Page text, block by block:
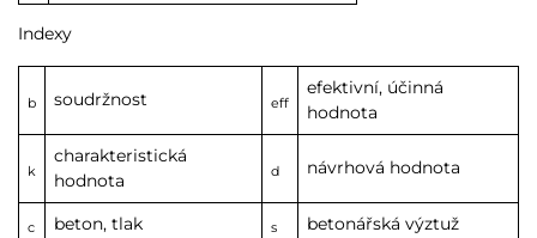
Indexy
b soudržnost eff
efektivní, účinná
hodnota
k
charakteristická
hodnota
d návrhová hodnota
c beton, tlak s betonářská výztuž